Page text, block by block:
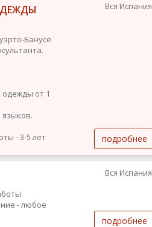
Банусе
от 1
языков.
- 3-5 лет
Вся Испания
подробнее
- любое
Вся Испания
подробнее